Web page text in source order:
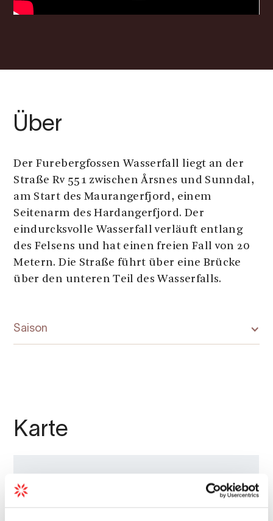
Über
Der Furebergfossen Wasserfall liegt an der
Straße Rv 551 zwischen Årsnes und Sunndal,
am Start des Maurangerfjord, einem
Seitenarm des Hardangerfjord. Der
eindurcksvolle Wasserfall verläuft entlang
des Felsens und hat einen freien Fall von 20
Metern. Die Straße führt über eine Brücke
über den unteren Teil des Wasserfalls.
Saison
Karte